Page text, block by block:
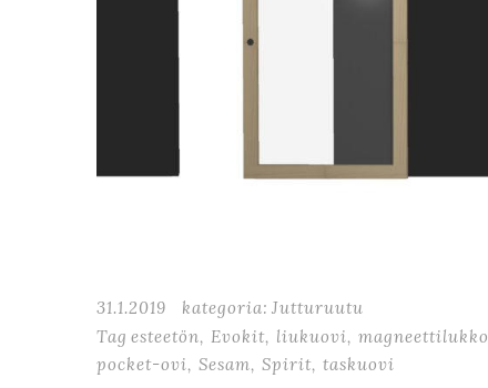
31.1.2019 kategoria: Jutturuutu
Tag esteetön, Evokit, liukuovi, magneettilukko
pocket-ovi, Sesam, Spirit, taskuovi